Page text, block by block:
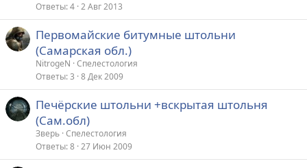
Ответы 4 2 Авг 2013
Первомайские битумные штольни
(Самарская обл.)
NitrogeN Спелестология
Ответы 3 8 Дек 2009
Печёрские штольни +вскрытая штольня
(Сам.обл)
Зверь Спелестология
Ответы 8 27 Июн 2009